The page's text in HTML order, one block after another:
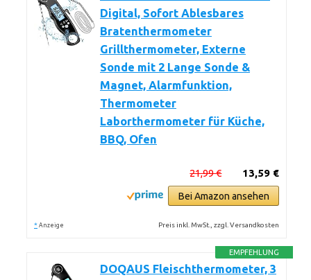
Digital, Sofort Ablesbares
Bratenthermometer
Grillthermometer, Externe
Sonde mit 2 Lange Sonde &
Magnet, Alarmfunktion,
Thermometer
Laborthermometer für Küche,
BBQ, Ofen
13,59 €
21,99 €
Bei Amazon ansehen
* Anzeige Preis inkl. MwSt., zzgl. Versandkosten
EMPFEHLUNG
DOQAUS Fleischthermometer, 3